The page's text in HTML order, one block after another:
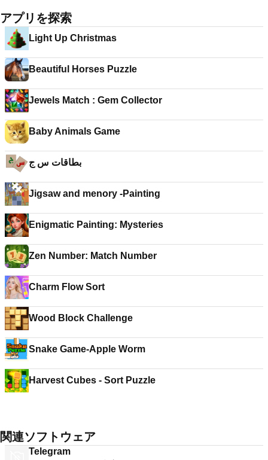
アプリを探索
Light Up Christmas
Beautiful Horses Puzzle
Jewels Match : Gem Collector
Baby Animals Game
بطاقات س ج
Jigsaw and menory -Painting
Enigmatic Painting: Mysteries
Zen Number: Match Number
Charm Flow Sort
Wood Block Challenge
Snake Game-Apple Worm
Harvest Cubes - Sort Puzzle
関連ソフトウェア
Telegram